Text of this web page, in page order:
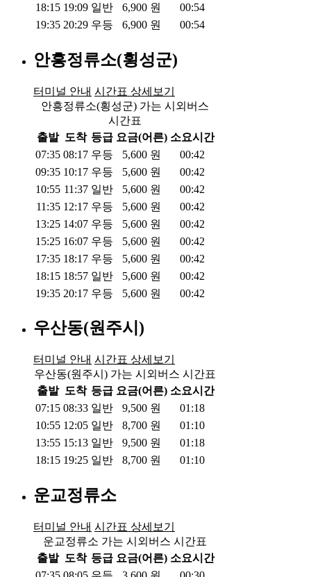
18:15 19:09 일반 6,900 원
00:54
19:35 20:29 우등 6,900 원 00:54
안흥정류소(횡성군)
터미널 안내 시간표 상세보기
안흥정류소(횡성군) 가는 시외버스
시간표
출발 도착 등급 요금(어른) 소요시간
07:35 08:17 우등 5,600 원
00:42
09:35 10:17 우등 5,600 원
00:42
10:55 11:37 일반 5,600 원
00:42
11:35 12:17 우등 5,600 원
00:42
13:25 14:07 우등 5,600 원
00:42
15:25 16:07 우등 5,600 원
00:42
17:35 18:17 우등 5,600 원
00:42
18:15 18:57 일반 5,600 원
00:42
19:35 20:17 우등 5,600 원 00:42
우산동(원주시)
터미널 안내 시간표 상세보기
우산동(원주시) 가는 시외버스 시간표
출발 도착 등급 요금(어른) 소요시간
07:15 08:33 일반 9,500 원
01:18
10:55 12:05 일반 8,700 원
01:10
13:55 15:13 일반 9,500 원
01:18
18:15 19:25 일반 8,700 원 01:10
운교정류소
터미널 안내 시간표 상세보기
운교정류소 가는 시외버스 시간표
출발 도착 등급 요금(어른) 소요시간